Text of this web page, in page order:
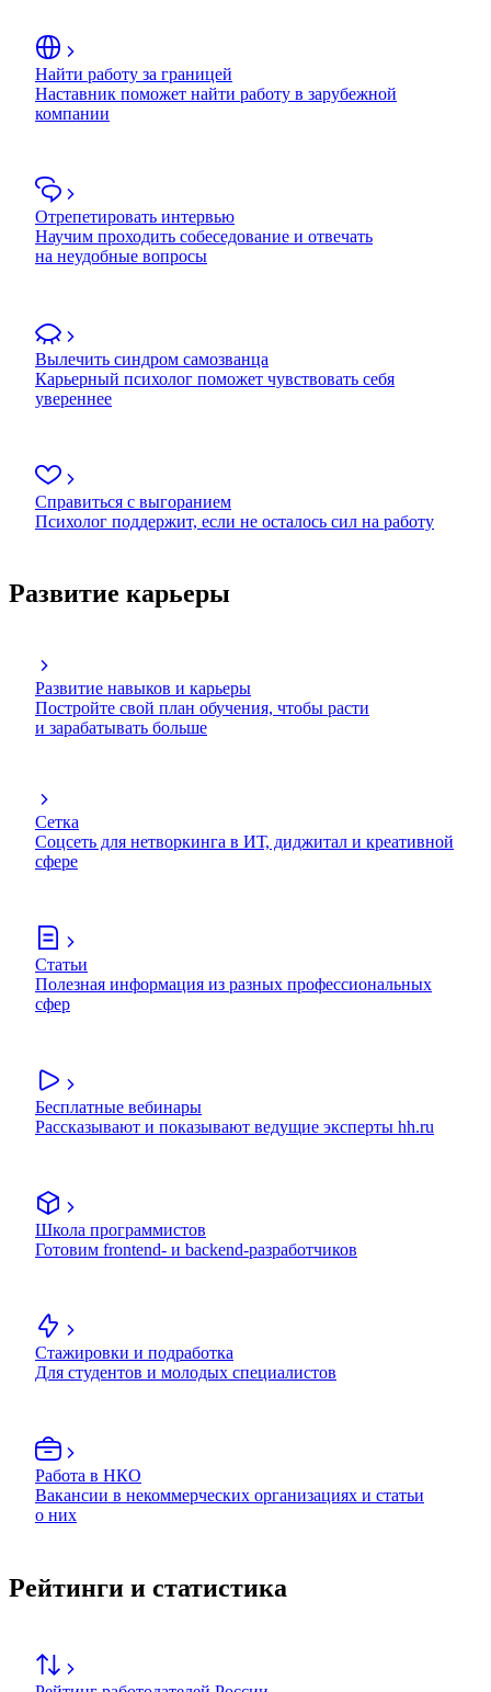
Найти работу за границей
Наставник поможет найти работу в зарубежной
компании
Отрепетировать интервью
Научим проходить собеседование и отвечать
на неудобные вопросы
Вылечить синдром самозванца
Карьерный психолог поможет чувствовать себя
увереннее
Справиться с выгоранием
Психолог поддержит, если не осталось сил на работу
Развитие карьеры
Развитие навыков и карьеры
Постройте свой план обучения, чтобы расти
и зарабатывать больше
Сетка
Соцсеть для нетворкинга в ИТ, диджитал и креативной
сфере
Статьи
Полезная информация из разных профессиональных
сфер
Бесплатные вебинары
Рассказывают и показывают ведущие эксперты hh.ru
Школа программистов
Готовим frontend- и backend-разработчиков
Стажировки и подработка
Для студентов и молодых специалистов
Работа в НКО
Вакансии в некоммерческих организациях и статьи
о них
Рейтинги и статистика